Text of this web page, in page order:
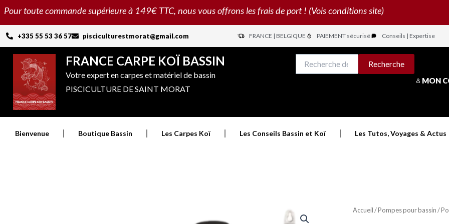
Aller
contenu
Pour toute commande supérieure à 149€ TTC, nous vous offrons les frais de port ! (Vois conditions site)
+335 55 53 36 57 pisciculturestmorat@gmail.com FRANCE | BELGIQUE PAIEMENT sécurisé Conseils | Expertise
FRANCE CARPE KOÏ BASSIN
Votre expert en carpes et matériel de bassin
PISCICULTURE DE SAINT MORAT
pour :
Recherche
MON
Bienvenue Boutique Bassin Les Carpes Koï Les Conseils Bassin et Koï Les Tutos, Voyages & Actus
Accueil/Pompes pour bassin/